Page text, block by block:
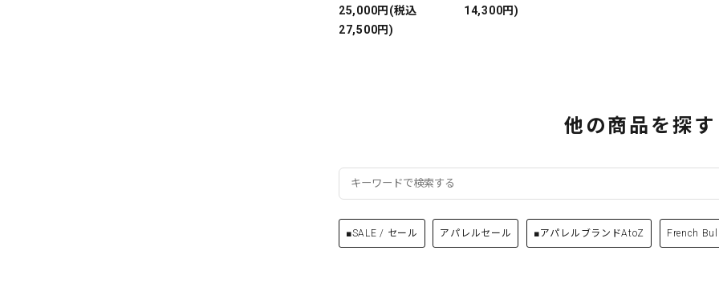
25,000円(税込
27,500円)
14,300円)
他の商品を探す
■SALE / セール アパレルセール ■アパレルブランドAtoZ French